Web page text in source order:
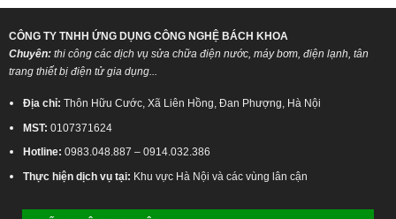
CÔNG TY TNHH ỨNG DỤNG CÔNG NGHỆ BÁCH KHOA
Chuyên: thi công các dịch vụ sửa chữa điện nước, máy bơm, điện lạnh, tân
trang thiết bị điện tử gia dụng...
Địa chỉ: Thôn Hữu Cước, Xã Liên Hồng, Đan Phượng, Hà Nội
MST: 0107371624
Hotline: 0983.048.887 – 0914.032.386
Thực hiện dịch vụ tại: Khu vực Hà Nội và các vùng lân cận